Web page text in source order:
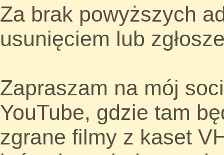
Za brak powyższych
usunięciem lub
Zapraszam na mój
YouTube, gdzie tam
zgrane filmy z kaset